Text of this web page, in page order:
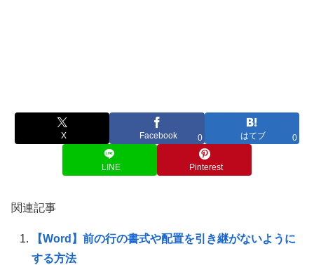
X Facebook 0 はてブ 0
LINE Pinterest
関連記事
【Word】前の行の書式や配置を引き継がないように
する方法